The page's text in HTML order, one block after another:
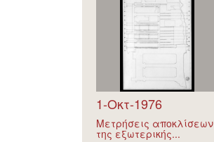
1-Οκτ-1976
Μετρήσεις αποκλίσεων
της εξωτερικής...